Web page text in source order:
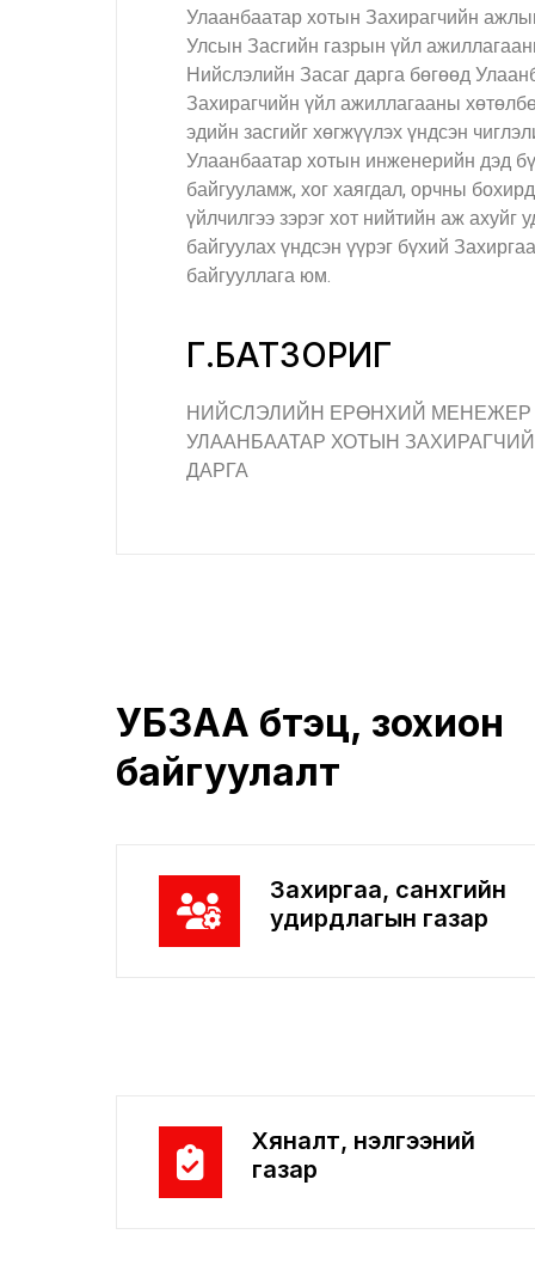
Улаанбаатар хотын Захирагчийн
Улсын Засгийн газрын үйл
Нийслэлийн Засаг дарга бөгөөд
Захирагчийн үйл ажиллагааны
эдийн засгийг хөгжүүлэх үндсэн
Улаанбаатар хотын инженерийн дэд
байгууламж, хог хаягдал, орчны
үйлчилгээ зэрэг хот нийтийн аж ахуйг
байгуулах үндсэн үүрэг бүхий
байгууллага юм.
Г.БАТЗОРИГ
НИЙСЛЭЛИЙН ЕРӨНХИЙ МЕНЕЖЕР
УЛААНБААТАР ХОТЫН
ДАРГА
УБЗАА бүтэц, зохион
байгуулалт
Захиргаа, санхүүгийн
удирдлагын газар
Хяналт, үнэлгээний
газар